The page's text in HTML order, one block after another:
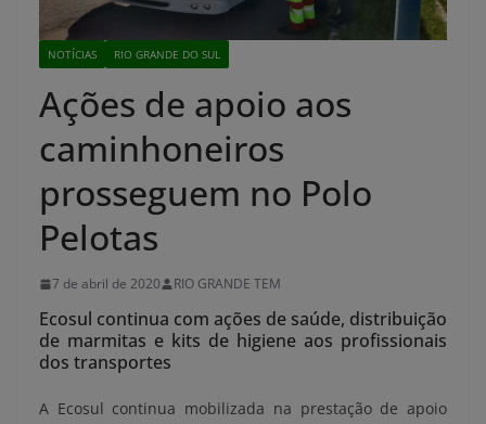
NOTÍCIAS RIO GRANDE DO SUL
Ações de apoio aos
caminhoneiros
prosseguem no Polo
Pelotas
7 de abril de 2020 RIO GRANDE TEM
Ecosul continua com ações de saúde, distribuição
de marmitas e kits de higiene aos profissionais
dos transportes
A Ecosul continua mobilizada na prestação de apoio